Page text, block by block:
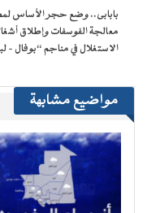
بابابى.. وضع حجر الأساس
معالجة الفوسفات وإطلاق
الاستغلال في مناجم “بوفال –
مواضيع مشابهة